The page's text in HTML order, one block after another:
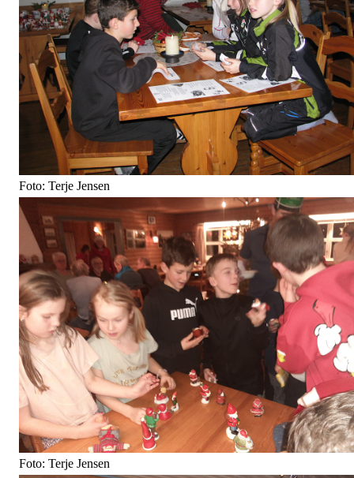
Foto: Terje Jensen
Foto: Terje Jensen